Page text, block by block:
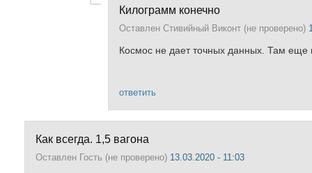
Килограмм конечно
Оставлен Стивийный Виконт (не проверено)
Космос не дает точных данных. Там еще
ответить
Как всегда. 1,5 вагона
Оставлен Гость (не проверено) 13.03.2020 - 11:03